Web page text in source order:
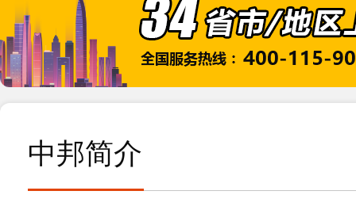
25
2021-05
恭贺三河市XX环保科技有限公司2021年5月
2021-03
24 恭贺XX（青岛）新型建材有限公司2020年8
中邦简介